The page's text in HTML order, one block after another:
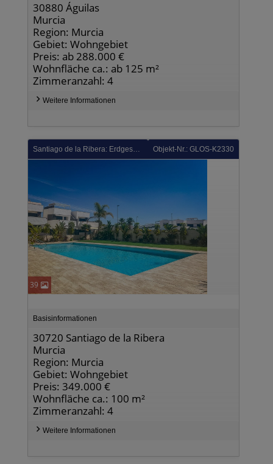
30880 Águilas
Murcia
Region: Murcia
Gebiet: Wohngebiet
Preis: ab 288.000 €
Wohnfläche ca.: ab 125 m²
Zimmeranzahl: 4
Weitere Informationen
Santiago de la Ribera: Erdgeschoss-Wohnung im Ibiza-Stil nur 800 m vom Strand Objekt-Nr.: GLOS-K2330
39
Basisinformationen
30720 Santiago de la Ribera
Murcia
Region: Murcia
Gebiet: Wohngebiet
Preis: 349.000 €
Wohnfläche ca.: 100 m²
Zimmeranzahl: 4
Weitere Informationen